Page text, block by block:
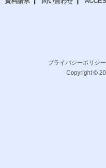
プライバシーポリシ
Copyright ©